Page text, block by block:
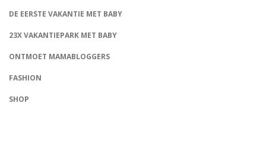
DE EERSTE VAKANTIE MET BABY
23X VAKANTIEPARK MET BABY
ONTMOET MAMABLOGGERS
FASHION
SHOP